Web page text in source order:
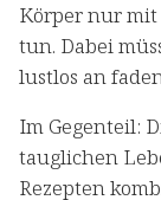
Körper nur
tun. Dabei
lustlos an
Im Gegenteil:
tauglichen
Rezepten